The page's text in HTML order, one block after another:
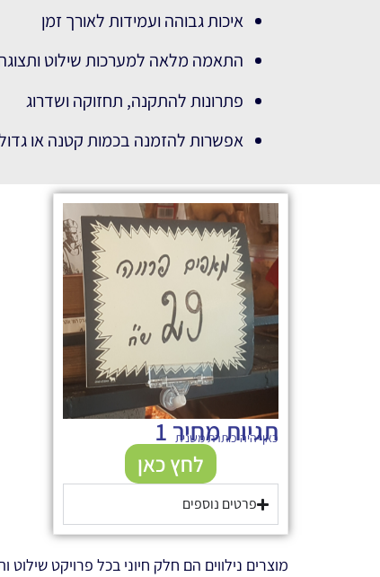
איכות גבוהה ועמידות לאורך זמן
התאמה מלאה למערכות שילוט
פתרונות להתקנה, תחזוקה ושדרוג
אפשרות להזמנה בכמות קטנה או
תגיות מחיר 1
כאן יהיה כותרת משנית
לחץ כאן
פרטים נוספים
מוצרים נילווים הם חלק חיוני בכל פרויקט